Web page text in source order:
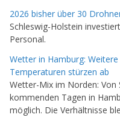
2026 bisher über 30
Schleswig-Holstein
Personal.
Wetter in Hamburg:
Temperaturen stürzen ab
Wetter-Mix im Norden: Von
kommenden Tagen in
möglich. Die Verhältnisse